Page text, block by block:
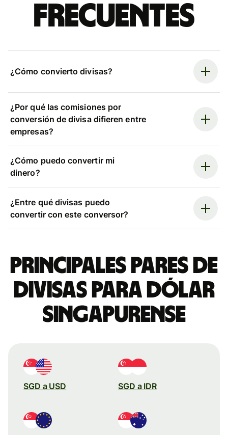
frecuentes
¿Cómo convierto divisas?
¿Por qué las comisiones por
conversión de divisa difieren entre
empresas?
¿Cómo puedo convertir mi
dinero?
¿Entre qué divisas puedo
convertir con este conversor?
Principales pares de
divisas para dólar
singapurense
SGD a USD SGD a IDR